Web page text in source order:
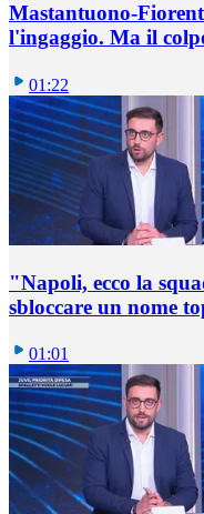
Mastantuono-
l'ingaggio. Ma il
01:22
"Napoli, ecco la
sbloccare un nome
01:01